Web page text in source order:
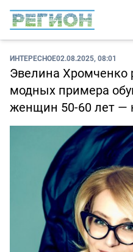
ИНТЕРЕСНОЕ02.08.2025, 08:01
Эвелина Хромченко
модных примера
женщин 50-60 лет —